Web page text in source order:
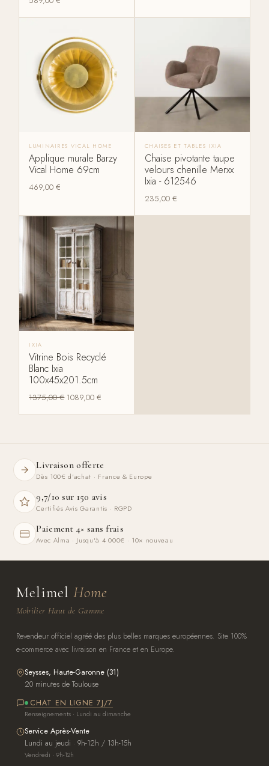
LUMINAIRES VICAL HOME
Applique murale Barzy
Vical Home 69cm
469,00€
CHAISES ET TABLES IXIA
Chaise pivotante taupe
velours chenille Merxx
Ixia - 612546
235,00 €
IXIA
Vitrine Bois Recyclé
Blanc Ixia
100x45x201.5cm
1375,00€ 1089,00€
Livraison offerte
Dès 100€ d'achat · France & Europe
9,7/10 sur 150 avis
Certifiés Avis Garantis · RGPD
Paiement 4× sans frais
Avec Alma · Jusqu'à 4 000€ · 10× nouveau
Melimel Home
Mobilier Haut de Gamme
Revendeur officiel agréé des plus belles marques européennes. Site 100%
e-commerce avec livraison en France et en Europe.
Seysses, Haute-Garonne (31)
20 minutes de Toulouse
CHAT EN LIGNE 7J/7
Renseignements · Lundi au dimanche
Service Après-Vente
Lundi au jeudi · 9h-12h / 13h-15h
Vendredi · 9h-12h